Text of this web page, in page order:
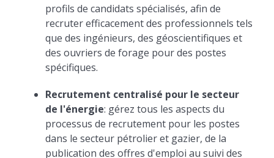
profils de candidats spécialisés, afin de
recruter efficacement des professionnels tels
que des ingénieurs, des géoscientifiques et
des ouvriers de forage pour des postes
spécifiques.
Recrutement centralisé pour le secteur
de l'énergie: gérez tous les aspects du
processus de recrutement pour les postes
dans le secteur pétrolier et gazier, de la
publication des offres d'emploi au suivi des